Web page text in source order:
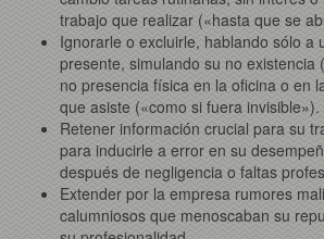
trabajo que realizar («hasta que se
Ignorarle o excluirle, hablando sólo a
presente, simulando su no existencia
no presencia física en la oficina o en
que asiste («como si fuera invisible»).
Retener información crucial para su
para inducirle a error en su
después de negligencia o faltas
Extender por la empresa rumores
calumniosos que menoscaban su